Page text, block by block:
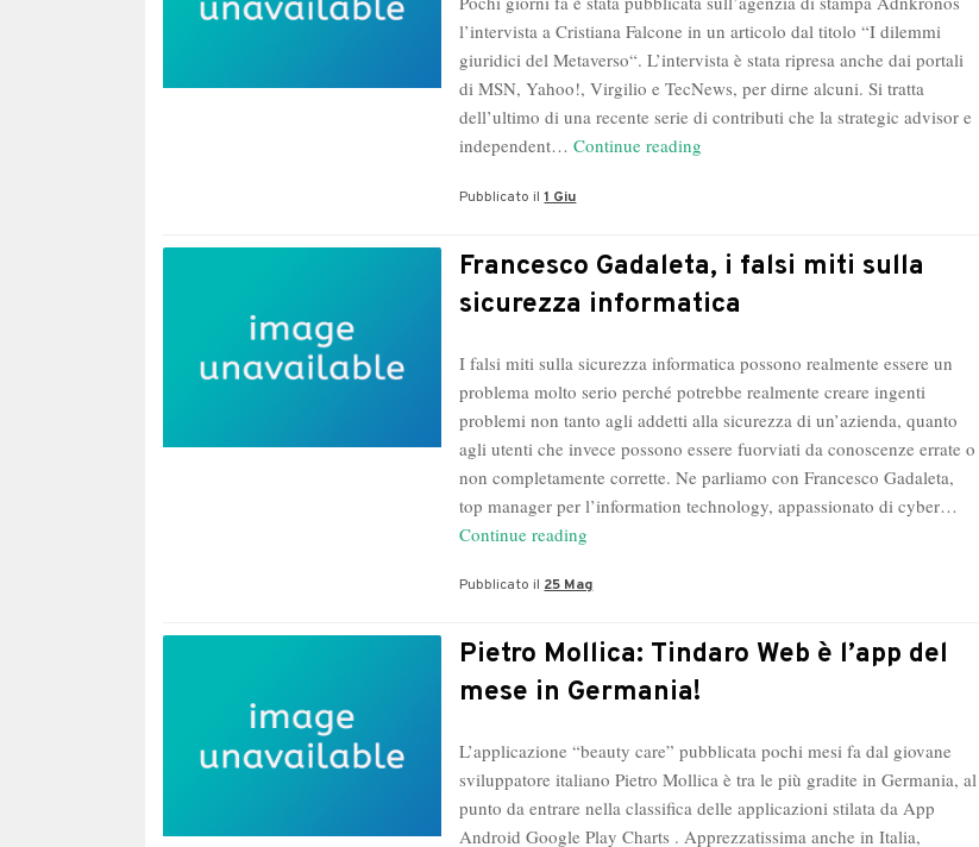
l’intervista a Cristiana Falcone in un articolo dal titolo “I dilemmi
giuridici del Metaverso“. L’intervista è stata ripresa anche dai portali
di MSN, Yahoo!, Virgilio e TecNews, per dirne alcuni. Si tratta
dell’ultimo di una recente serie di contributi che la strategic advisor e
independent…Continue reading
intervista
a
Cristiana
Pubblicato il1 Giu
Francesco Gadaleta, i falsi miti sulla
sicurezza informatica
I falsi miti sulla sicurezza informatica possono realmente essere un
problema molto serio perché potrebbe realmente creare ingenti
problemi non tanto agli addetti alla sicurezza di un’azienda, quanto
agli utenti che invece possono essere fuorviati da conoscenze errate o
non completamente corrette. Ne parliamo con Francesco Gadaleta,
top manager per l’information technology, appassionato di cyber…
Continue reading
i
miti
sicurezza
Pubblicato il 25 Mag
Pietro Mollica: Tindaro Web è l’app del
mese in Germania!
L’applicazione “beauty care” pubblicata pochi mesi fa dal giovane
sviluppatore italiano Pietro Mollica è tra le più gradite in Germania, al
punto da entrare nella classifica delle applicazioni stilata da App
Android Google Play Charts . Apprezzatissima anche in Italia,